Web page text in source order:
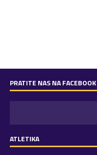
PRATITE NAS NA FACEBOOK
ATLETIKA